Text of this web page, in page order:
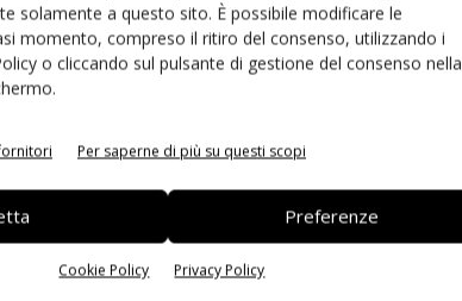
solamente a questo sito. È possibile modificare le
momento, compreso il ritiro del consenso, utilizzando i
o cliccando sul pulsante di gestione del consenso nella
Per saperne di più su questi scopi
Preferenze
Cookie Policy Privacy Policy
– il suo comprovato sistema di
offre agli utenti che operano
la possibilità di mantenere in modo
del lavoro associato a questa noiosa
in 40 secondi o
di metodi di imballaggio.
dei dati, i sistemi MRP e ERP. Inoltre,
per i clienti affinché l'impostazione della